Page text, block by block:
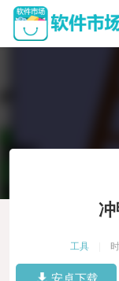
工具
安卓下载